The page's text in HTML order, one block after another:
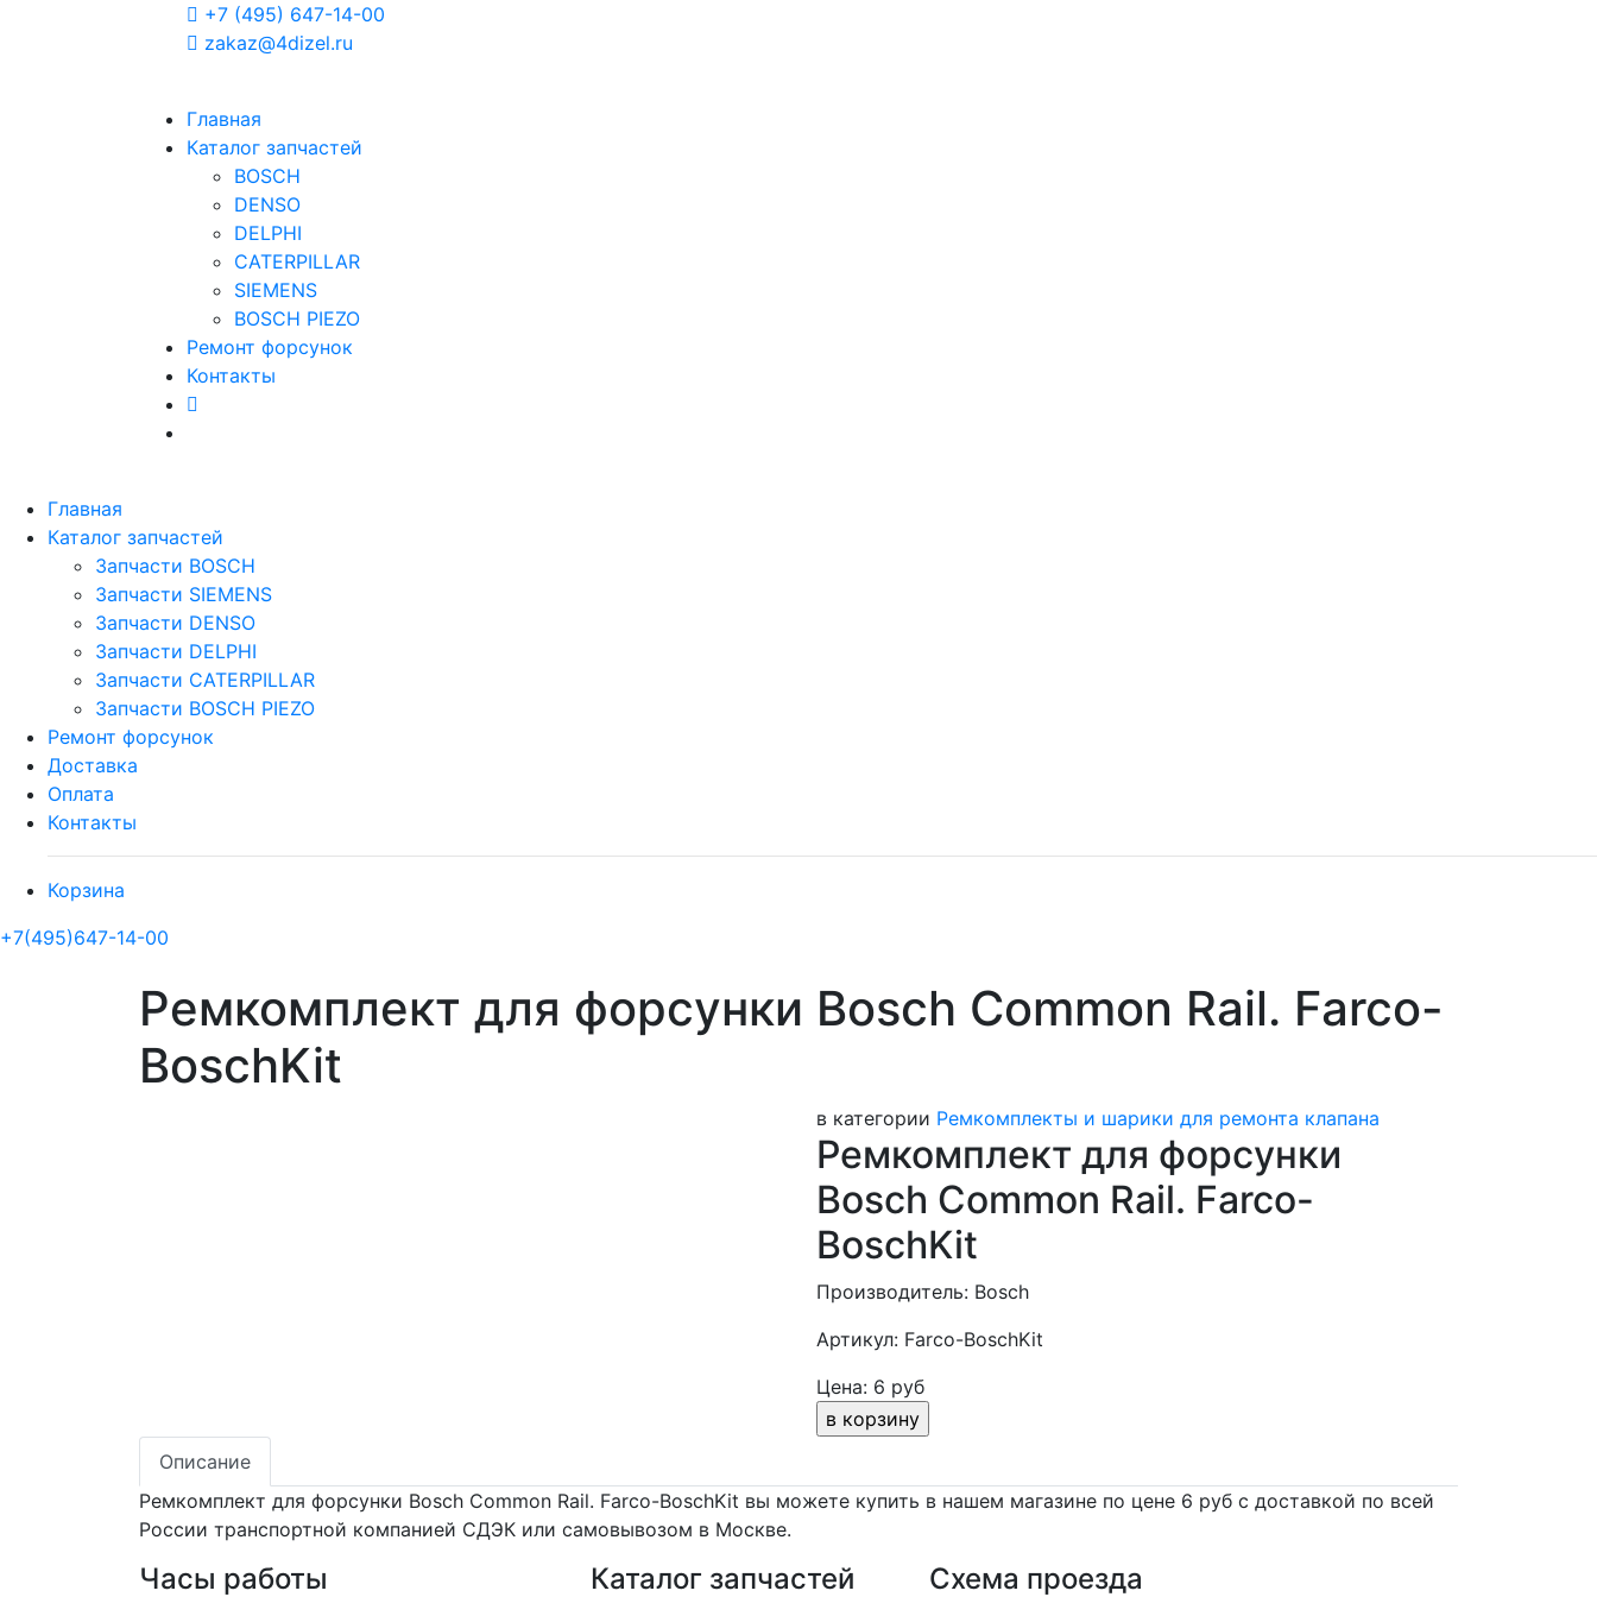
+7 (495) 647-14-00
zakaz@4dizel.ru
Главная
Каталог запчастей
BOSCH
DENSO
DELPHI
CATERPILLAR
SIEMENS
BOSCH PIEZO
Ремонт форсунок
Контакты
Главная
Каталог запчастей
Запчасти BOSCH
Запчасти SIEMENS
Запчасти DENSO
Запчасти DELPHI
Запчасти CATERPILLAR
Запчасти BOSCH PIEZO
Ремонт форсунок
Доставка
Оплата
Контакты
Корзина
+7(495)647-14-00
Ремкомплект для форсунки Bosch Common Rail. Farco-
BoschKit
в категории Ремкомплекты и шарики для ремонта клапана
Ремкомплект для форсунки
Bosch Common Rail. Farco-
BoschKit
Производитель: Bosch
Артикул: Farco-BoschKit
Цена: 6 руб
Описание
Ремкомплект для форсунки Bosch Common Rail. Farco-BoschKit вы можете купить в нашем магазине по цене 6 руб с доставкой по всей
России транспортной компанией СДЭК или самовывозом в Москве.
Часы работы Каталог запчастей Схема проезда